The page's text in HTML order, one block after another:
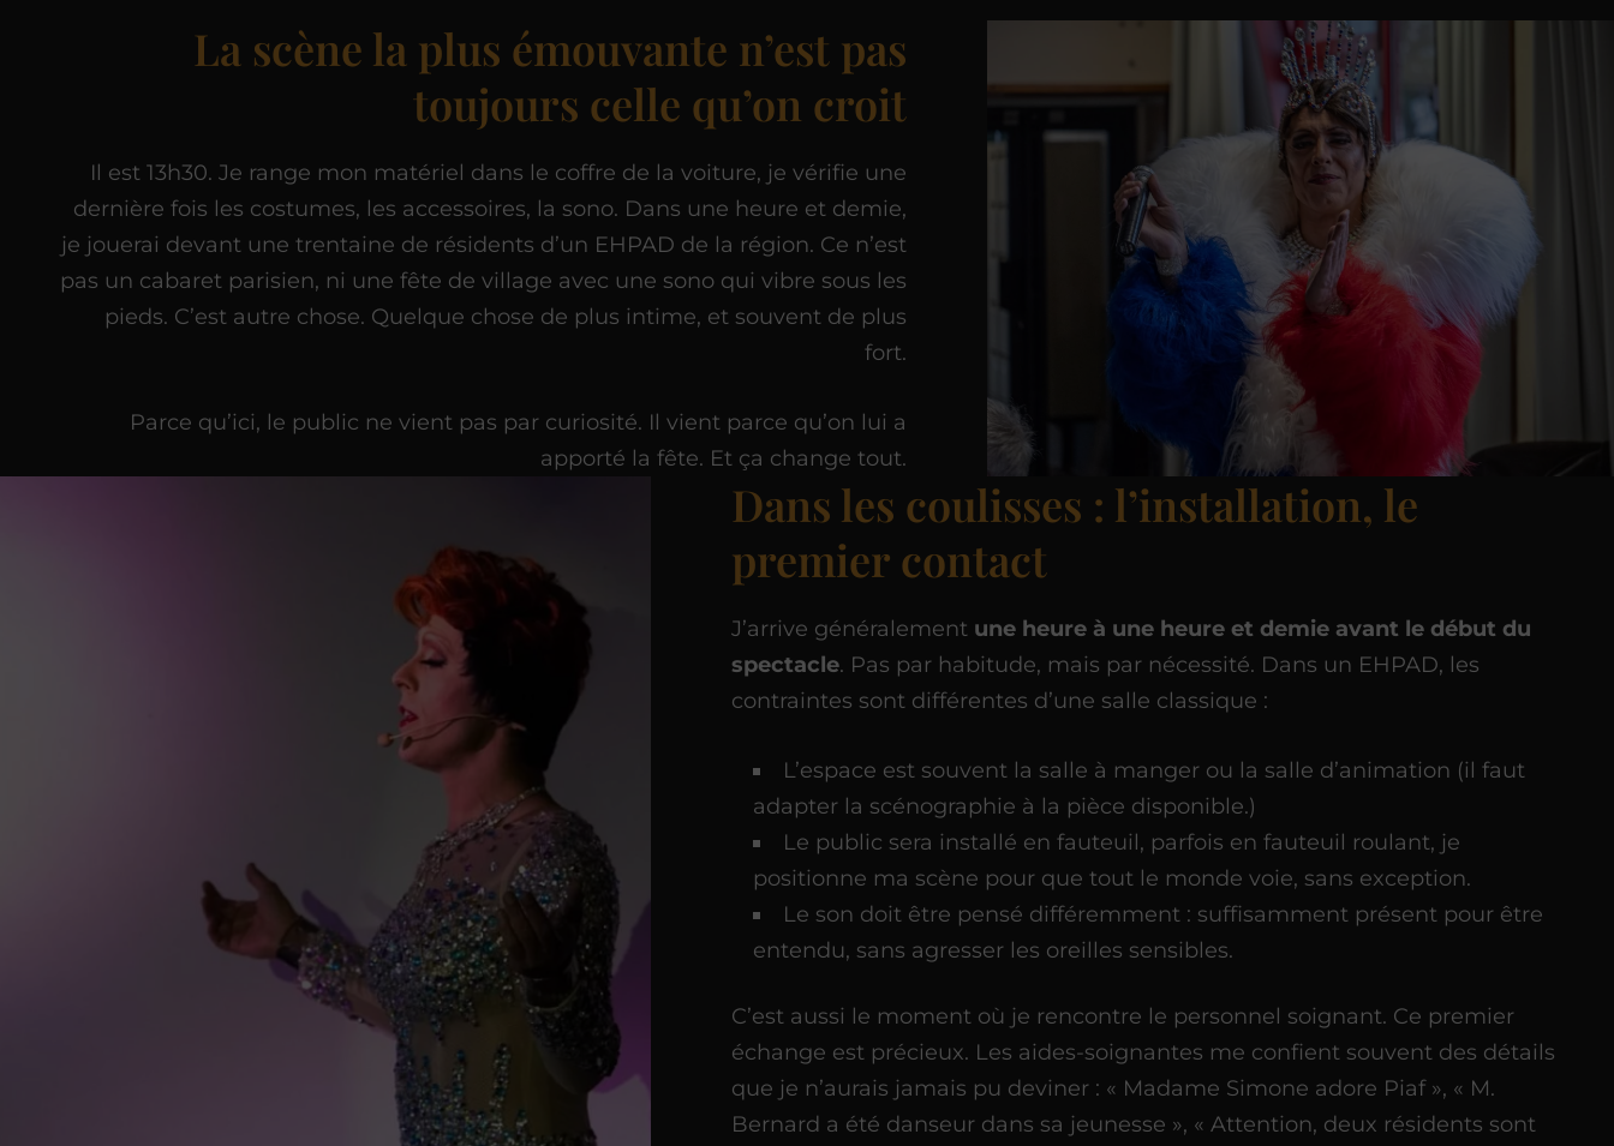
La scène la plus émouvante n’est pas
toujours celle qu’on croit
Il est 13h30. Je range mon matériel dans le coffre de la voiture, je vérifie une
dernière fois les costumes, les accessoires, la sono. Dans une heure et demie,
je jouerai devant une trentaine de résidents d’un EHPAD de la région. Ce n’est
pas un cabaret parisien, ni une fête de village avec une sono qui vibre sous les
pieds. C’est autre chose. Quelque chose de plus intime, et souvent de plus
fort.
Parce qu’ici, le public ne vient pas par curiosité. Il vient parce qu’on lui a
apporté la fête. Et ça change tout.
Dans les coulisses : l’installation, le
premier contact
J’arrive généralement une heure à une heure et demie avant le début du
spectacle. Pas par habitude, mais par nécessité. Dans un EHPAD, les
contraintes sont différentes d’une salle classique :
L’espace est souvent la salle à manger ou la salle d’animation (il faut
adapter la scénographie à la pièce disponible.)
Le public sera installé en fauteuil, parfois en fauteuil roulant, je
positionne ma scène pour que tout le monde voie, sans exception.
Le son doit être pensé différemment : suffisamment présent pour être
entendu, sans agresser les oreilles sensibles.
C’est aussi le moment où je rencontre le personnel soignant. Ce premier
échange est précieux. Les aides-soignantes me confient souvent des détails
que je n’aurais jamais pu deviner : « Madame Simone adore Piaf », « M.
Bernard a été danseur dans sa jeunesse », « Attention, deux résidents sont